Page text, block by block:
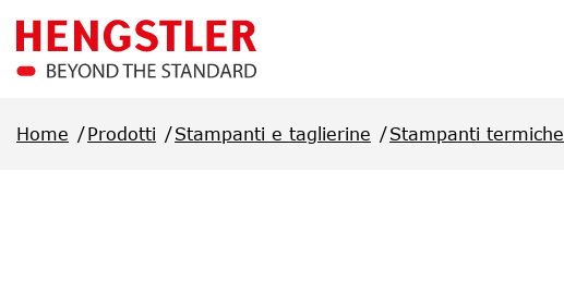
Home Prodotti Stampanti e taglierine Stampanti termiche